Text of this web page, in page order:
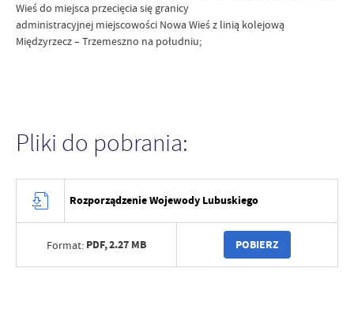
Wieś do miejsca przecięcia się granicy
administracyjnej miejscowości Nowa Wieś z linią kolejową
Międzyrzecz – Trzemeszno na południu;
Pliki do pobrania:
Rozporządzenie Wojewody Lubuskiego
Format: PDF,2.27 MB POBIERZ